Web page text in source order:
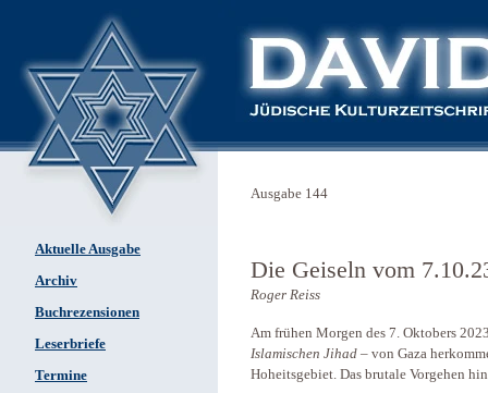
Aktuelle Ausgabe
Archiv
Buchrezensionen
Leserbriefe
Termine
Ausgabe 144
Die Geiseln vom
Roger Reiss
Am frühen Morgen des 7. Oktobers
Islamischen Jihad – von Gaza
Hoheitsgebiet. Das brutale Vorgehen